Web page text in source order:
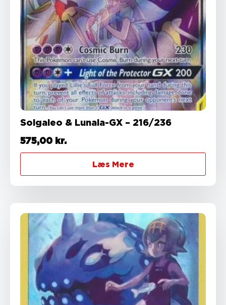
Solgaleo & Lunala-GX – 216/236
575,00 kr.
Læs Mere